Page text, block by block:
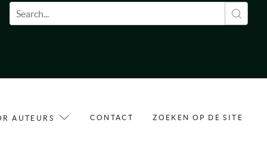
Zoekveld
AUTEURS CONTACT ZOEKEN OP DE SITE